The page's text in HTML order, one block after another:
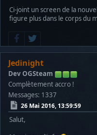
Ci-joint un screen de la
figure plus dans le corps du
Jedinight
Dev OGSteam
Complètement accro !
Messages: 1337
26 Mai 2016, 13:59:59
Salut,